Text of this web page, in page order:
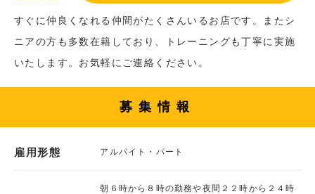
すぐに仲良くなれる仲間がたくさんいるお店です。またシ
ニアの方も多数在籍しており、トレーニングも丁寧に実施
いたします。お気軽にご連絡ください。
募集情報
雇用形態 アルバイト・パート
朝６時から８時の勤務や夜間２２時から２４時